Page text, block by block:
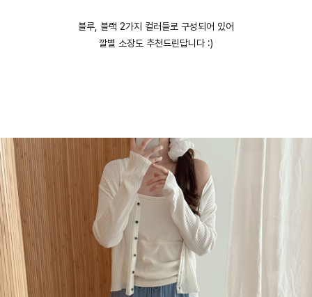
블루, 블랙 2가지 컬러들로 구성되어 있어
깔별 소장도 추천드린답니다 :)